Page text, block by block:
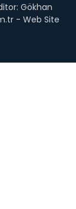
Gökhan
- Web Site